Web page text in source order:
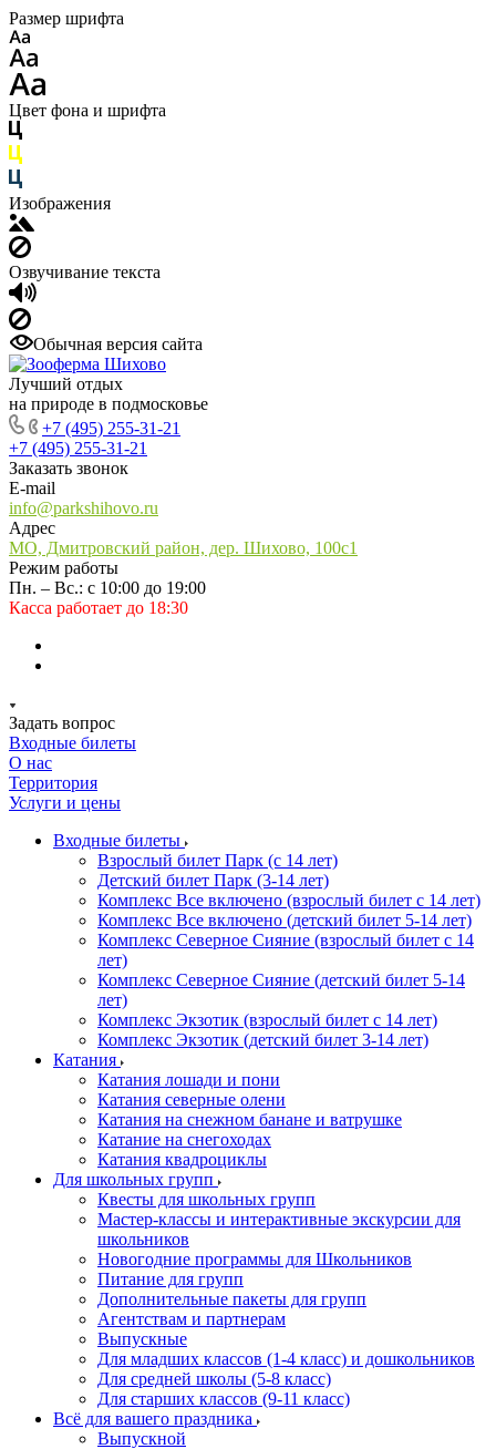
Размер шрифта
Цвет фона и шрифта
Изображения
Озвучивание текста
Обычная версия сайта
Лучший отдых
на природе в подмосковье
+7 (495) 255-31-21
+7 (495) 255-31-21
Заказать звонок
E-mail
info@parkshihovo.ru
Адрес
МО, Дмитровский район, дер. Шихово, 100с1
Режим работы
Пн. – Вс.: с 10:00 до 19:00
Касса работает до 18:30
Задать вопрос
Входные билеты
О нас
Территория
Услуги и цены
Входные билеты
Взрослый билет Парк (с 14 лет)
Детский билет Парк (3-14 лет)
Комплекс Все включено (взрослый билет с 14 лет)
Комплекс Все включено (детский билет 5-14 лет)
Комплекс Северное Сияние (взрослый билет с 14
лет)
Комплекс Северное Сияние (детский билет 5-14
лет)
Комплекс Экзотик (взрослый билет с 14 лет)
Комплекс Экзотик (детский билет 3-14 лет)
Катания
Катания лошади и пони
Катания северные олени
Катания на снежном банане и ватрушке
Катание на снегоходах
Катания квадроциклы
Для школьных групп
Квесты для школьных групп
Мастер-классы и интерактивные экскурсии для
школьников
Новогодние программы для Школьников
Питание для групп
Дополнительные пакеты для групп
Агентствам и партнерам
Выпускные
Для младших классов (1-4 класс) и дошкольников
Для средней школы (5-8 класс)
Для старших классов (9-11 класс)
Всё для вашего праздника
Выпускной